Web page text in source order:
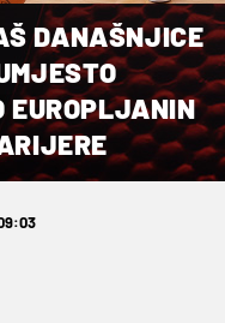
DANAŠNJICE
EUROPLJANIN